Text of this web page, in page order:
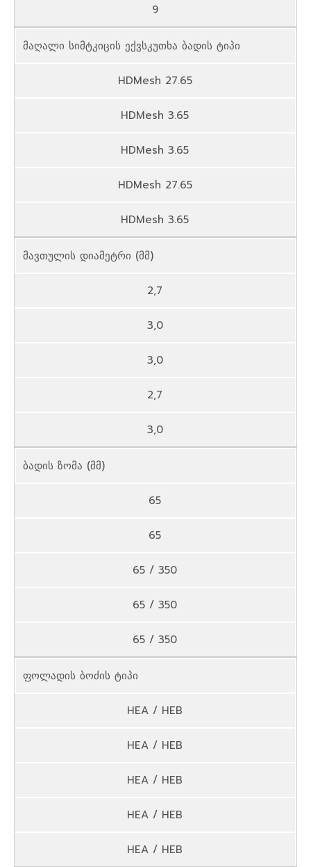
9
მაღალი სიმტკიცის ექვსკუთხა ბადის ტიპი
HDMesh 27.65
HDMesh 3.65
HDMesh 3.65
HDMesh 27.65
HDMesh 3.65
მავთულის დიამეტრი (მმ)
2,7
3,0
3,0
2,7
3,0
ბადის ზომა (მმ)
65
65
65 / 350
65 / 350
65 / 350
ფოლადის ბოძის ტიპი
HEA / HEB
HEA / HEB
HEA / HEB
HEA / HEB
HEA / HEB